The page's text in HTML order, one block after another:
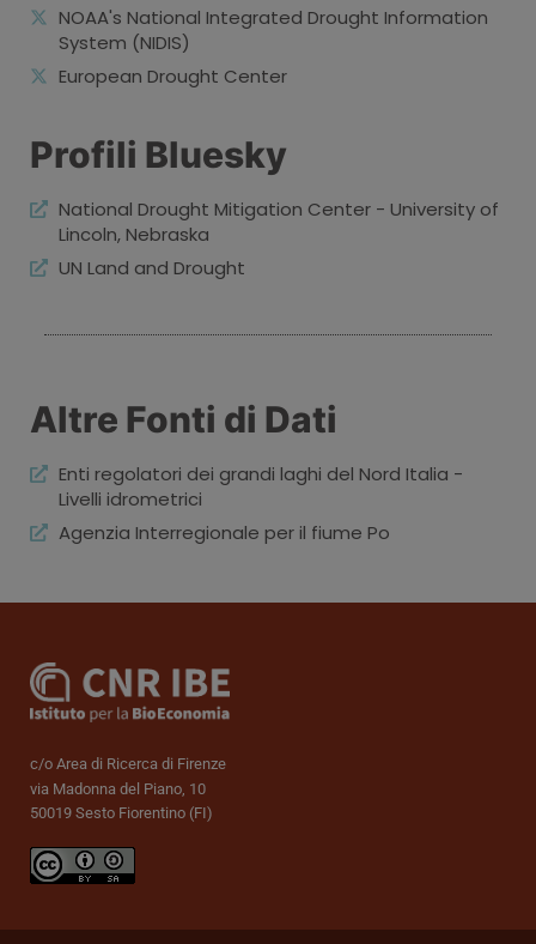
NOAA's National Integrated Drought Information
System (NIDIS)
European Drought Center
Profili Bluesky
National Drought Mitigation Center - University of
Lincoln, Nebraska
UN Land and Drought
Altre Fonti di Dati
Enti regolatori dei grandi laghi del Nord Italia -
Livelli idrometrici
Agenzia Interregionale per il fiume Po
c/o Area di Ricerca di Firenze
via Madonna del Piano, 10
50019 Sesto Fiorentino (FI)